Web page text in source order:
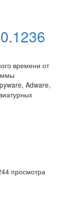
времени от
Adware,
просмотра